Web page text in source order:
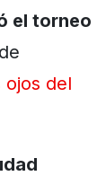
el torneo
ojos del